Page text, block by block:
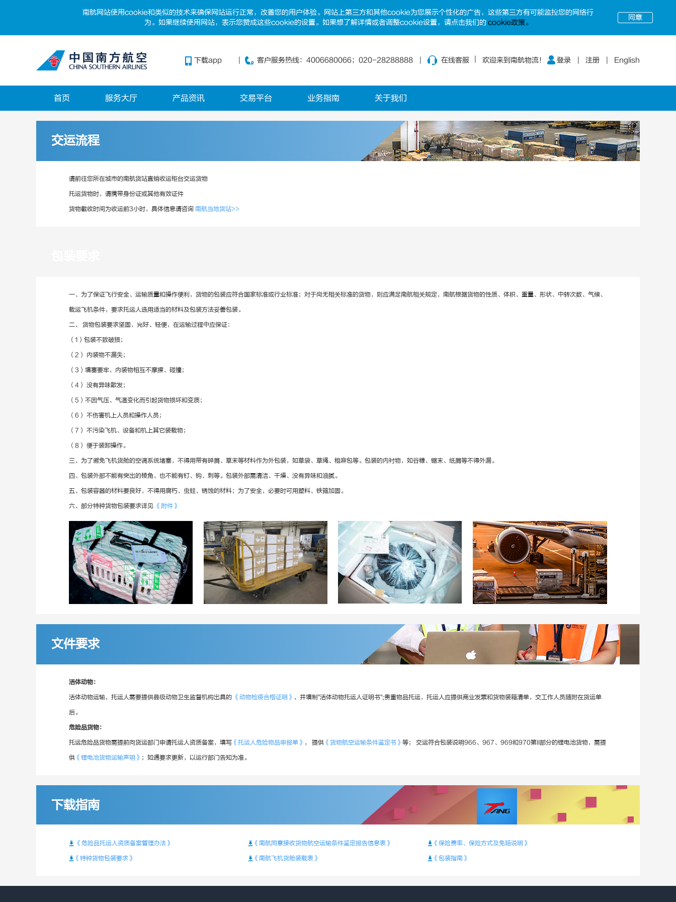
南航网站使用cookie和类似的技术来确保网站运行正常，改善您的用户体验。网站上第三方和其他cookie为您展示个性化的广告，这些第三方有可能监控您的网络行
为。如果继续使用网站，表示您赞成这些cookie的设置。如果想了解详情或者调整cookie设置，请点击我们的 cookie政策。
同意
欢迎来到南航物流！ 登录 注册 English
下载app 客户服务热线：4006680066；020-28288888 在线客服
首页 服务大厅 产品资讯 交易平台 业务指南 关于我们
交运流程
请前往您所在城市的南航货站直销收运柜台交运货物
托运货物时，请携带身份证或其他有效证件
货物截收时间为收运前3小时，具体信息请咨询 南航当地货站>>
一、为了保证飞行安全、运输质量和操作便利，货物的包装应符合国家标准或行业标准；对于尚无相关标准的货物，则应满足南航相关规定，南航根据货物的性质、体积、重量、形状、中转次数、气候、
载运飞机条件，要求托运人选用适当的材料及包装方法妥善包装。
二、 货物包装要求坚固、完好、轻便，在运输过程中应保证：
（1）包装不致破损；
（2） 内装物不漏失；
（3）填塞要牢，内装物相互不摩擦、碰撞；
（4） 没有异味散发；
（5）不因气压、气温变化而引起货物损坏和变质；
（6） 不伤害机上人员和操作人员；
（7） 不污染飞机、设备和机上其它装载物；
（8） 便于装卸操作。
三、为了避免飞机货舱的空调系统堵塞，不得用带有碎屑、草末等材料作为外包装，如草袋、草绳、粗麻包等。包装的内衬物，如谷糠、锯末、纸屑等不得外漏。
四、包装外部不能有突出的棱角，也不能有钉、钩、刺等。包装外部需清洁、干燥、没有异味和油腻。
五、包装容器的材料要良好，不得用腐朽、虫蛀、锈蚀的材料；为了安全，必要时可用塑料、铁箍加固。
六、部分特种货物包装要求详见 《附件》
文件要求
活体动物：
活体动物运输，托运人需要提供县级动物卫生监督机构出具的 《动物检疫合格证明》 ，并填制"活体动物托运人证明书";贵重物品托运，托运人应提供商业发票和货物装箱清单，交工作人员随附在货运单
后。
危险品货物：
托运危险品货物需提前向货运部门申请托运人资质备案，填写 《托运人危险物品申报单》 ， 提供 《货物航空运输条件鉴定书》 等； 交运符合包装说明966、967、969和970第II部分的锂电池货物，需提
供 《锂电池货物运输声明》 ；如遇要求更新，以运行部门告知为准。
下载指南
《危险品托运人资质备案管理办法》 《南航同意接收货物航空运输条件鉴定报告信息表》 《保险费率、保险方式及免赔说明》
《特种货物包装要求》 《南航飞机货舱装载表》 《包装指南》